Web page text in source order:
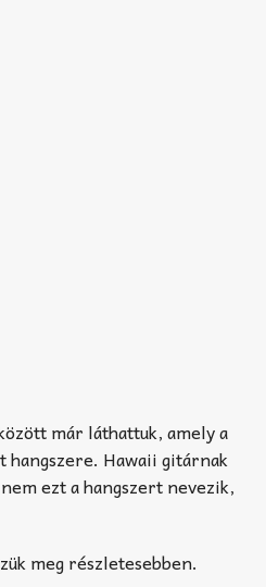
már láthattuk, amely a
hangszere. Hawaii gitárnak
ezt a hangszert nevezik,
meg részletesebben.